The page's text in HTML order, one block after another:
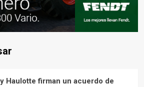
Haulotte firman un acuerdo de